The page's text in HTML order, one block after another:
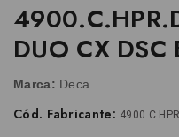
DUO CX DSC
Marca: Deca
Cód. Fabricante: